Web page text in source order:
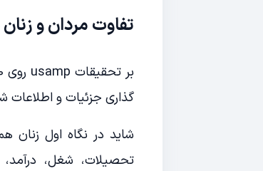
تفاوت مردان و
گذاری جزئیات و
شاید در نگاه اول زنان
تحصیلات، شغل،